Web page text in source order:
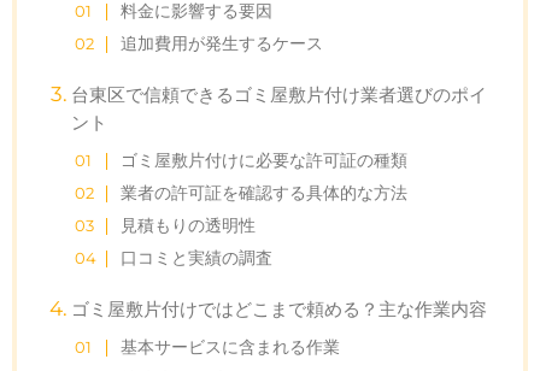
料金に影響する要因
追加費用が発生するケース
台東区で信頼できるゴミ屋敷片付け業者選びのポイ
ント
ゴミ屋敷片付けに必要な許可証の種類
業者の許可証を確認する具体的な方法
見積もりの透明性
口コミと実績の調査
ゴミ屋敷片付けではどこまで頼める？主な作業内容
基本サービスに含まれる作業